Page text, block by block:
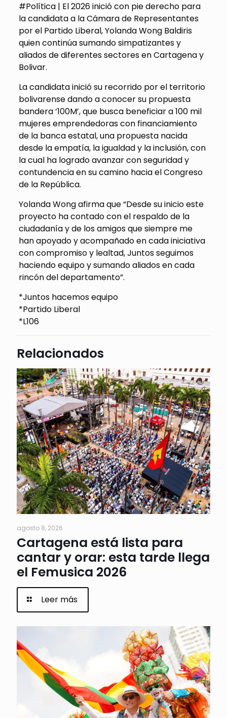
#Política | El 2026 inició con pie derecho para
la candidata a la Cámara de Representantes
por el Partido Liberal, Yolanda Wong Baldiris
quien continúa sumando simpatizantes y
aliados de diferentes sectores en Cartagena y
Bolivar.
La candidata inició su recorrido por el territorio
bolivarense dando a conocer su propuesta
bandera ‘100M’, que busca beneficiar a 100 mil
mujeres emprendedoras con financiamiento
de la banca estatal, una propuesta nacida
desde la empatía, la igualdad y la inclusión, con
la cual ha logrado avanzar con seguridad y
contundencia en su camino hacia el Congreso
de la República.
Yolanda Wong afirma que “Desde su inicio este
proyecto ha contado con el respaldo de la
ciudadanía y de los amigos que siempre me
han apoyado y acompañado en cada iniciativa
con compromiso y lealtad, Juntos seguimos
haciendo equipo y sumando aliados en cada
rincón del departamento”.
*Juntos hacemos equipo
*Partido Liberal
*L106
Relacionados
agosto 8, 2026
Cartagena está lista para
cantar y orar: esta tarde llega
el Femusica 2026
Leer más